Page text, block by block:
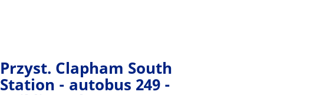
Przyst. Clapham South
Station - autobus 249 -